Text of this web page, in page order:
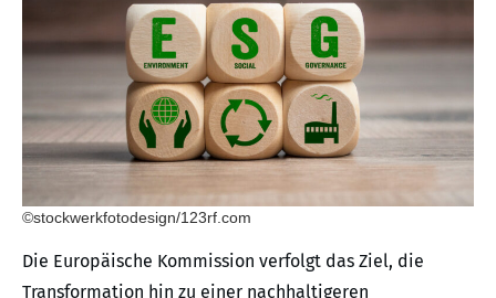
©stockwerkfotodesign/123rf.com
Die Europäische Kommission verfolgt das Ziel, die
Transformation hin zu einer nachhaltigeren